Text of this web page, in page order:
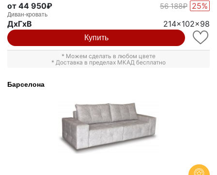
от 44 950₽ 56 188₽ 25%
Диван-кровать
ДxГxВ 214x102x98
Купить
* Можем сделать в любом цвете
* Доставка в пределах МКАД бесплатно
Барселона